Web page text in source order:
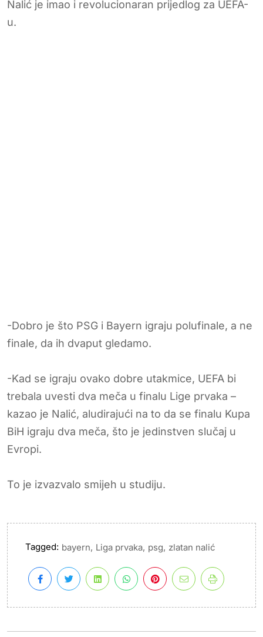
Nalić je imao i revolucionaran prijedlog za UEFA-
u.
-Dobro je što PSG i Bayern igraju polufinale, a ne
finale, da ih dvaput gledamo.
-Kad se igraju ovako dobre utakmice, UEFA bi
trebala uvesti dva meča u finalu Lige prvaka –
kazao je Nalić, aludirajući na to da se finalu Kupa
BiH igraju dva meča, što je jedinstven slučaj u
Evropi.
To je izvazvalo smijeh u studiju.
Tagged: bayern, Liga prvaka, psg, zlatan nalić